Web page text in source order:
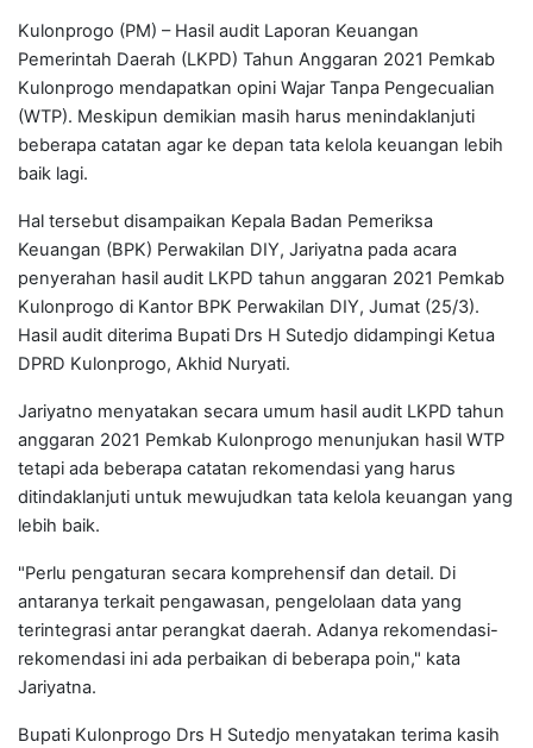
Kulonprogo (PM) – Hasil audit Laporan Keuangan
Pemerintah Daerah (LKPD) Tahun Anggaran 2021 Pemkab
Kulonprogo mendapatkan opini Wajar Tanpa Pengecualian
(WTP). Meskipun demikian masih harus menindaklanjuti
beberapa catatan agar ke depan tata kelola keuangan lebih
baik lagi.
Hal tersebut disampaikan Kepala Badan Pemeriksa
Keuangan (BPK) Perwakilan DIY, Jariyatna pada acara
penyerahan hasil audit LKPD tahun anggaran 2021 Pemkab
Kulonprogo di Kantor BPK Perwakilan DIY, Jumat (25/3).
Hasil audit diterima Bupati Drs H Sutedjo didampingi Ketua
DPRD Kulonprogo, Akhid Nuryati.
Jariyatno menyatakan secara umum hasil audit LKPD tahun
anggaran 2021 Pemkab Kulonprogo menunjukan hasil WTP
tetapi ada beberapa catatan rekomendasi yang harus
ditindaklanjuti untuk mewujudkan tata kelola keuangan yang
lebih baik.
"Perlu pengaturan secara komprehensif dan detail. Di
antaranya terkait pengawasan, pengelolaan data yang
terintegrasi antar perangkat daerah. Adanya rekomendasi-
rekomendasi ini ada perbaikan di beberapa poin," kata
Jariyatna.
Bupati Kulonprogo Drs H Sutedjo menyatakan terima kasih